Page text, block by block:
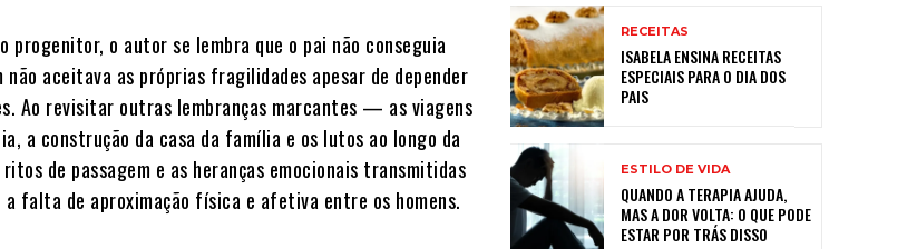
progenitor, o autor se lembra que o pai não conseguia
não aceitava as próprias fragilidades apesar de depender
Ao revisitar outras lembranças marcantes — as viagens
a construção da casa da família e os lutos ao longo da
de passagem e as heranças emocionais transmitidas
a falta de aproximação física e afetiva entre os homens.
RECEITAS
ISABELA ENSINA RECEITAS
ESPECIAIS PARA O DIA DOS
PAIS
ESTILO DE VIDA
QUANDO A TERAPIA AJUDA,
MAS A DOR VOLTA: O QUE PODE
ESTAR POR TRÁS DISSO